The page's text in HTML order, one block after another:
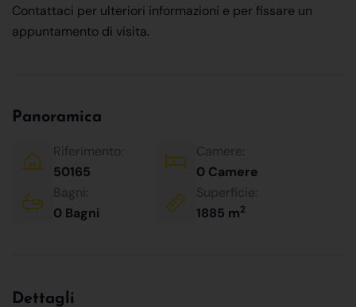
Contattaci per ulteriori informazioni e per fissare un
appuntamento di visita.
Panoramica
Riferimento:
50165
Camere:
0 Camere
Bagni:
0 Bagni
Superficie:
1885 m2
Dettagli